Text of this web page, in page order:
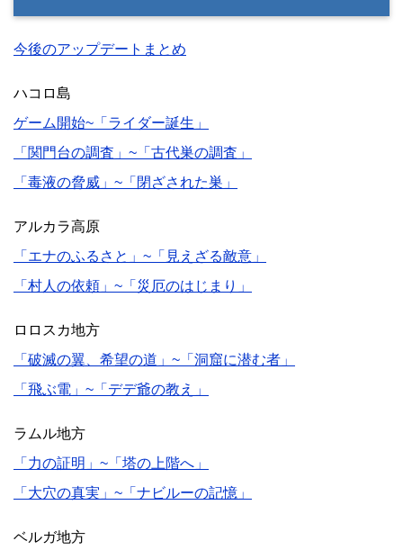
今後のアップデートまとめ
ハコロ島
ゲーム開始~「ライダー誕生」
「関門台の調査」~「古代巣の調査」
「毒液の脅威」~「閉ざされた巣」
アルカラ高原
「エナのふるさと」~「見えざる敵意」
「村人の依頼」~「災厄のはじまり」
ロロスカ地方
「破滅の翼、希望の道」~「洞窟に潜む者」
「飛ぶ電」~「デデ爺の教え」
ラムル地方
「力の証明」~「塔の上階へ」
「大穴の真実」~「ナビルーの記憶」
ベルガ地方